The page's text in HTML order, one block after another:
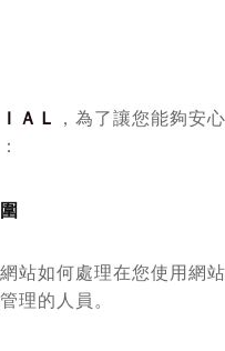
ＡＬ ，為了讓您能夠安
站如何處理在您使用網
理的人員。